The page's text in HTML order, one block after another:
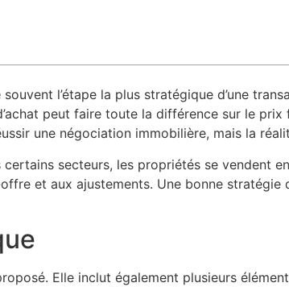
l’étape la plus stratégique d’une
peut faire toute la différence sur le
une négociation immobilière, mais la
secteurs, les propriétés se vendent
et aux ajustements. Une bonne
Elle inclut également plusieurs